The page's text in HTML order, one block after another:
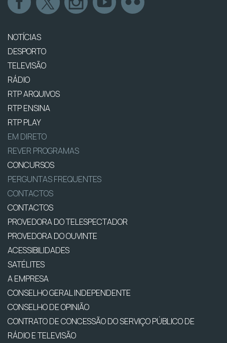
NOTÍCIAS
DESPORTO
TELEVISÃO
RÁDIO
RTP ARQUIVOS
RTP ENSINA
RTP PLAY
EM DIRETO
REVER PROGRAMAS
CONCURSOS
PERGUNTAS FREQUENTES
CONTACTOS
CONTACTOS
PROVEDORA DO TELESPECTADOR
PROVEDORA DO OUVINTE
ACESSIBILIDADES
SATÉLITES
A EMPRESA
CONSELHO GERAL INDEPENDENTE
CONSELHO DE OPINIÃO
CONTRATO DE CONCESSÃO DO SERVIÇO PÚBLICO DE
RÁDIO E TELEVISÃO